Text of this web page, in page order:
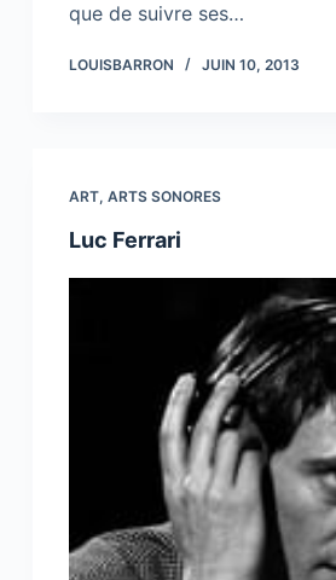
que de suivre ses…
LOUISBARRON JUIN 10, 2013
ART, ARTS SONORES
Luc Ferrari